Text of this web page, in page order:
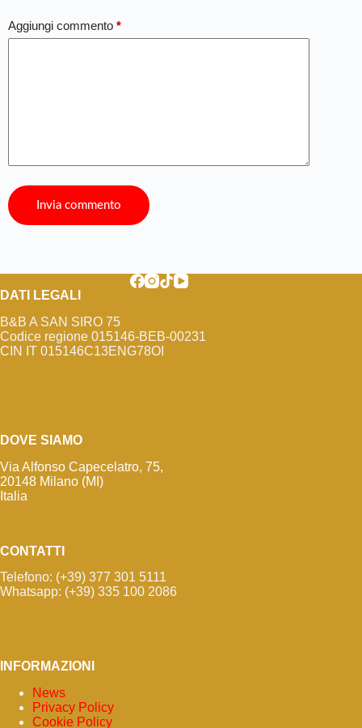
Aggiungi commento *
Invia commento
DATI LEGALI
B&B A SAN SIRO 75
Codice regione 015146-BEB-00231
CIN IT 015146C13ENG78OI
DOVE SIAMO
Via Alfonso Capecelatro, 75,
20148 Milano (MI)
Italia
CONTATTI
Telefono: (+39) 377 301 5111
Whatsapp: (+39) 335 100 2086
INFORMAZIONI
News
Privacy Policy
Cookie Policy